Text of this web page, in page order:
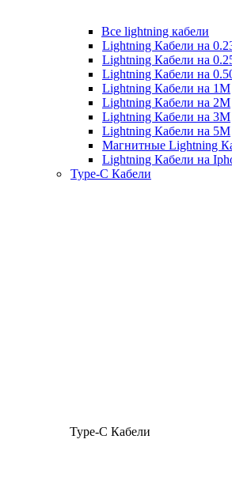
Все lightning кабели
Lightning Кабели на
Lightning Кабели на
Lightning Кабели на
Lightning Кабели на 1М
Lightning Кабели на 2М
Lightning Кабели на 3М
Lightning Кабели на 5М
Магнитные Lightning
Lightning Кабели на
Type-C Кабели
Type-C Кабели